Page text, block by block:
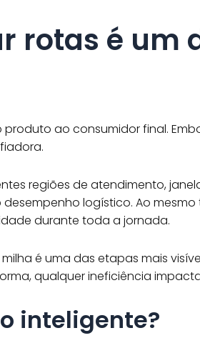
rotas é um
ao consumidor final.
regiões de atendimento,
logístico. Ao
durante toda a jornada.
é uma das etapas mais
qualquer ineficiência
inteligente?